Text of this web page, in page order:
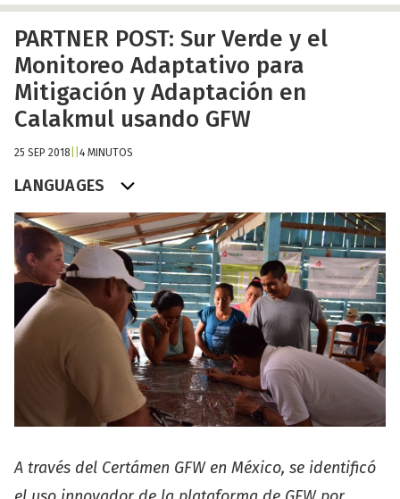
PARTNER POST: Sur Verde y el
Monitoreo Adaptativo para
Mitigación y Adaptación en
Calakmul usando GFW
25 SEP 2018 4 MINUTOS
LANGUAGES
A través del Certámen GFW en México, se identificó